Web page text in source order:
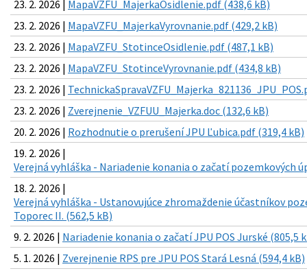
23. 2. 2026 | MapaVZFU_MajerkaOsidlenie.pdf (438,6 kB)
23. 2. 2026 | MapaVZFU_MajerkaVyrovnanie.pdf (429,2 kB)
23. 2. 2026 | MapaVZFU_StotinceOsidlenie.pdf (487,1 kB)
23. 2. 2026 | MapaVZFU_StotinceVyrovnanie.pdf (434,8 kB)
23. 2. 2026 |
23. 2. 2026 | Zverejnenie_VZFUU_Majerka.doc (132,6 kB)
20. 2. 2026 | Rozhodnutie o prerušení JPU Ľubica.pdf (319,4 kB)
19. 2. 2026 |
Verejná vyhláška - Nariadenie konania o začatí pozemkových
18. 2. 2026 |
Verejná vyhláška - Ustanovujúce zhromaždenie účastníkov
Toporec II. (562,5 kB)
9. 2. 2026 | Nariadenie konania o začatí JPU POS Jurské (805,5
5. 1. 2026 | Zverejnenie RPS pre JPU POS Stará Lesná (594,4 kB)